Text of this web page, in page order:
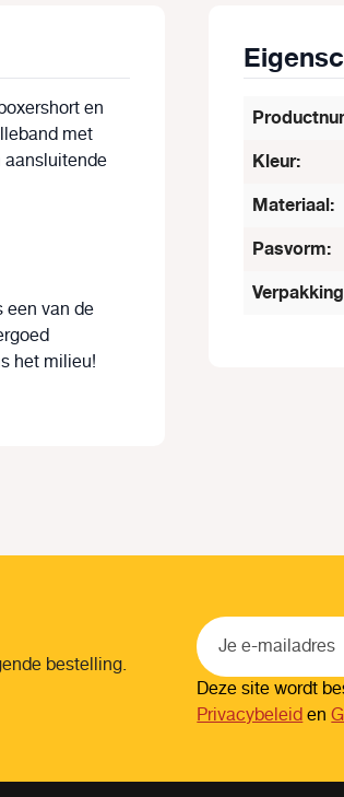
en
met
aansluitende
een van de
het milieu!
Kleur:
Materiaal:
Pasvorm:
bestelling.
Deze site wordt
Privacybeleiden